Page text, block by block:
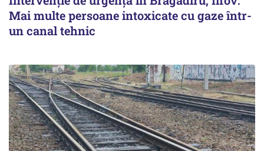
Mai multe persoane intoxicate cu gaze într-
un canal tehnic